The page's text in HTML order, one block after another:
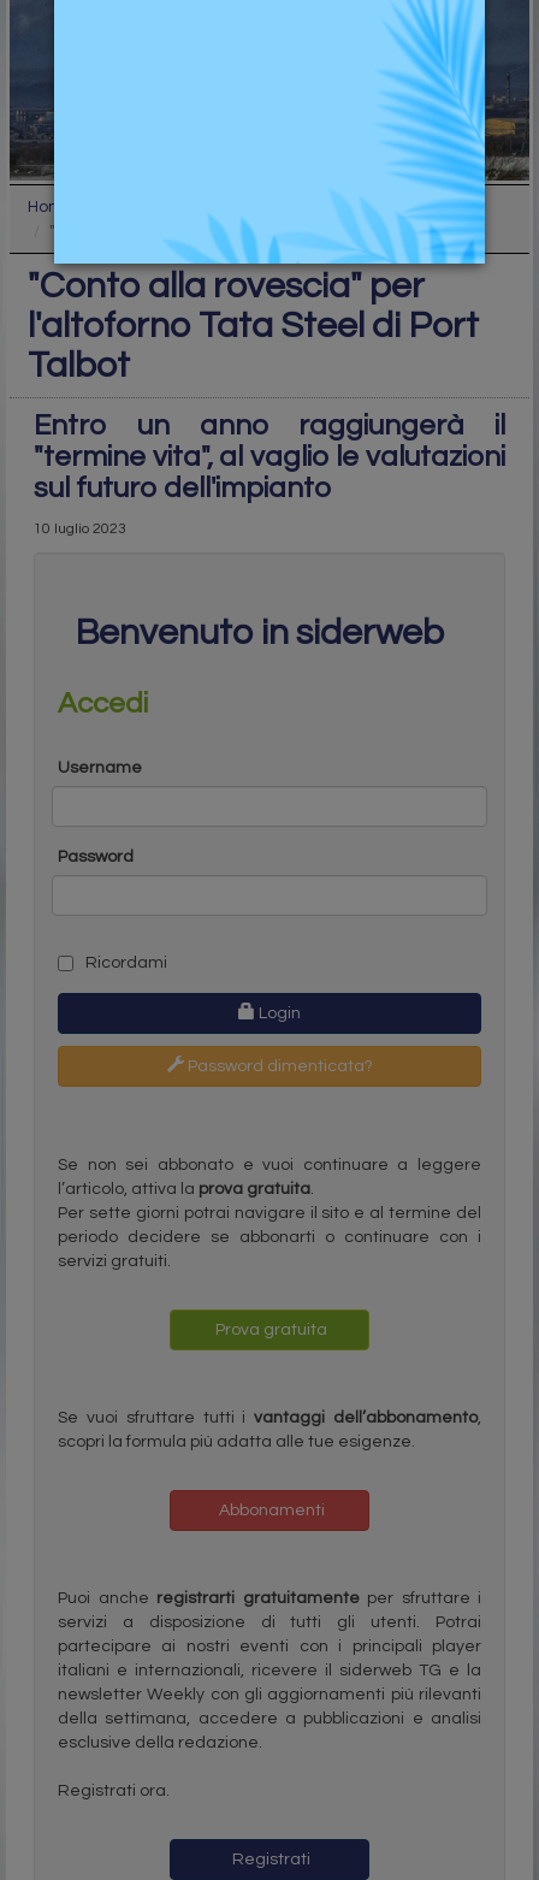
Home
"Conto alla rovescia" per l'altoforno Tata Steel d...
"Conto alla rovescia" per
l'altoforno Tata Steel di Port
Talbot
Entro un anno raggiungerà il
"termine vita", al vaglio le valutazioni
sul futuro dell'impianto
10 luglio 2023
Benvenuto in siderweb
Accedi
Username
Password
Ricordami
Login
Password dimenticata?
Se non sei abbonato e vuoi continuare a leggere
l’articolo, attiva la prova gratuita.
Per sette giorni potrai navigare il sito e al termine del
periodo decidere se abbonarti o continuare con i
servizi gratuiti.
Prova gratuita
Se vuoi sfruttare tutti ivantaggi dell’abbonamento,
scopri la formula più adatta alle tue esigenze.
Abbonamenti
Puoi anche registrarti gratuitamenteper sfruttare i
servizi a disposizione di tutti gli utenti. Potrai
partecipare ai nostri eventi con i principali player
italiani e internazionali, ricevere il siderweb TG e la
newsletter Weekly con gli aggiornamenti più rilevanti
della settimana, accedere a pubblicazioni e analisi
esclusive della redazione.
Registrati ora.
Registrati